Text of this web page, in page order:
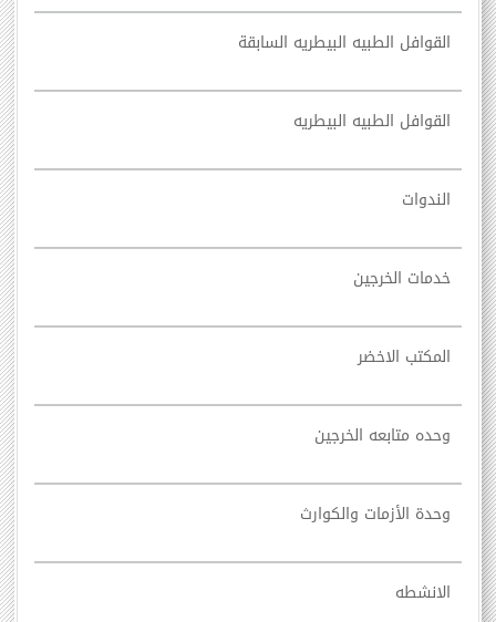
القوافل الطبيه البيطريه السابقة
القوافل الطبيه البيطريه
الندوات
خدمات الخرجين
المكتب الاخضر
وحده متابعه الخرجين
وحدة الأزمات والكوارث
الانشطه